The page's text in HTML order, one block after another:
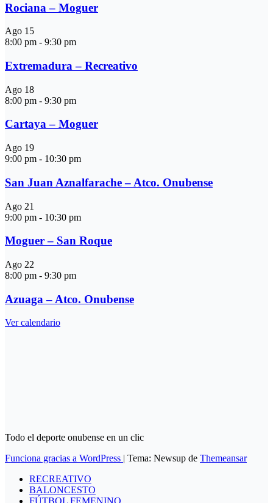
Rociana – Moguer
Ago 15
8:00 pm - 9:30 pm
Extremadura – Recreativo
Ago 18
8:00 pm - 9:30 pm
Cartaya – Moguer
Ago 19
9:00 pm - 10:30 pm
San Juan Aznalfarache – Atco. Onubense
Ago 21
9:00 pm - 10:30 pm
Moguer – San Roque
Ago 22
8:00 pm - 9:30 pm
Azuaga – Atco. Onubense
Ver calendario
Todo el deporte onubense en un clic
Funciona gracias a WordPress | Tema: Newsup de Themeansar
RECREATIVO
BALONCESTO